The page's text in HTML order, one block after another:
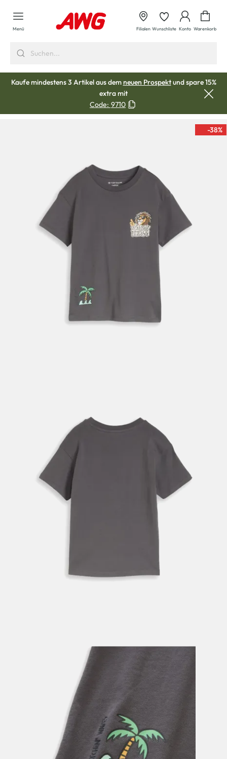
springen
Menü Filialen Wunschliste Konto Warenkorb
Kaufe mindestens 3 Artikel aus demneuen Prospektund spare 15%
extra mit
Code: 9710
-38%